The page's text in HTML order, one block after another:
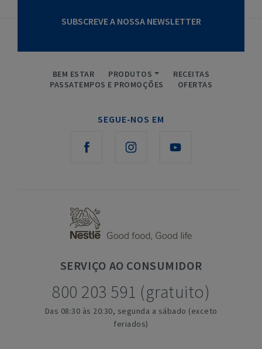
SUBSCREVE A NOSSA NEWSLETTER
BEM ESTAR PRODUTOS
RECEITAS
PASSATEMPOS E PROMOÇÕES
OFERTAS
SEGUE-NOS EM
SERVIÇO AO CONSUMIDOR
800 203 591 (gratuito)
Das 08:30 às 20:30, segunda a sábado (exceto
feriados)